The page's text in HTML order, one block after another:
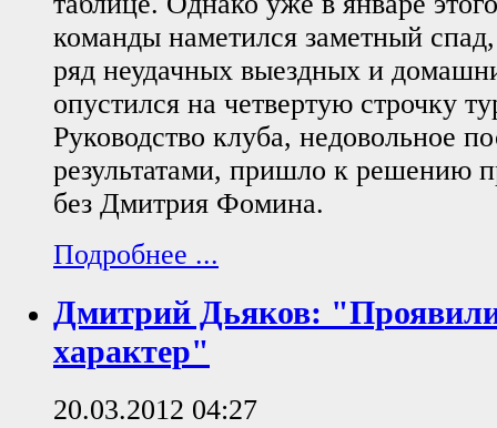
команды наметился заметный
ряд неудачных выездных и
опустился на четвертую строчку
Руководство клуба, недовольное
результатами, пришло к решению
без Дмитрия Фомина.
Подробнее ...
Дмитрий Дьяков:
характер"
20.03.2012 04:27